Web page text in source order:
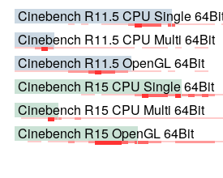
Cinebench R11.5 CPU Single
Cinebench R11.5 CPU Multi 64Bit
Cinebench R11.5 OpenGL 64Bit
Cinebench R15 CPU Single 64Bit
Cinebench R15 CPU Multi 64Bit
Cinebench R15 OpenGL 64Bit